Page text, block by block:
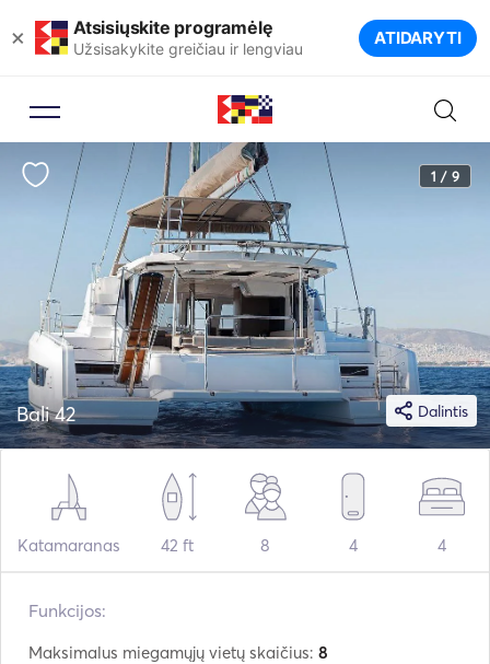
× Atsisiųskite programėlę
Užsisakykite greičiau ir lengviau ATIDARYTI
1 / 9
Dalintis
Bali 42
Katamaranas 42 ft 8 4 4
Funkcijos:
Maksimalus miegamųjų vietų skaičius: 8